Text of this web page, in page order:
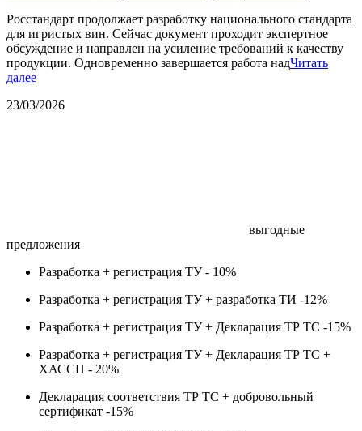
Росстандарт продолжает разработку национального стандарта
для игристых вин. Сейчас документ проходит экспертное
обсуждение и направлен на усиление требований к качеству
продукции. Одновременно завершается работа надЧитать
далее
23/03/2026
выгодные
предложения
Разработка + регистрация ТУ - 10%
Разработка + регистрация ТУ + разработка ТИ -12%
Разработка + регистрация ТУ + Декларация ТР ТС -15%
Разработка + регистрация ТУ + Декларация ТР ТС +
ХАССП - 20%
Декларация соответствия ТР ТС + добровольный
сертификат -15%